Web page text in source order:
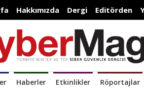
Hakkımızda Dergi Editörden
Haberler Etkinlikler Röportajlar